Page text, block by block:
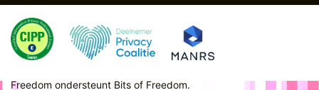
Freedom ondersteunt Bits of Freedom.